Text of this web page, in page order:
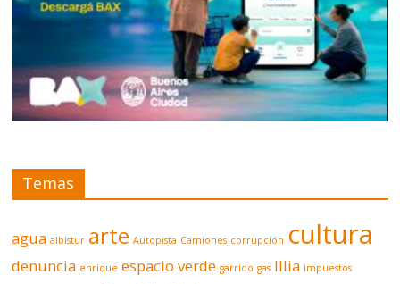
Temas
agua albistur arte Autopista Camiones corrupción cultura
denuncia enrique espacio verde garrido gas Illia impuestos